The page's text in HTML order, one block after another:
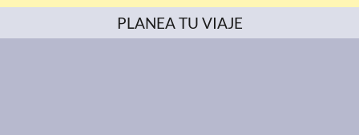
PLANEA TU VIAJE